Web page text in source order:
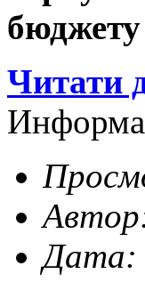
Читати
Дата: